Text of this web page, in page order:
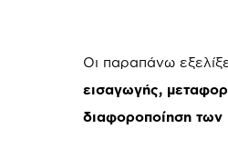
Οι παραπάνω
εισαγωγής,
διαφοροποίηση των